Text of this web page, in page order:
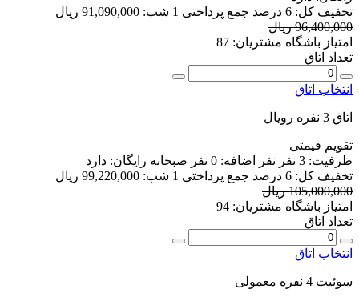
تخفیف کل: 6 درصد جمع پرداختی 1 شب:
91,090,000 ریال
96,400,000 ریال
امتیاز باشگاه مشتریان: 87
تعداد اتاق
انتخاب اتاق
اتاق 3 نفره رویال
تقویم قیمتی
ظرفیت: 3 نفر نفر اضافه: 0 نفر صبحانه رایگان: دارد
تخفیف کل: 6 درصد جمع پرداختی 1 شب:
99,220,000 ریال
105,000,000 ریال
امتیاز باشگاه مشتریان: 94
تعداد اتاق
انتخاب اتاق
سوئیت 4 نفره معمولی